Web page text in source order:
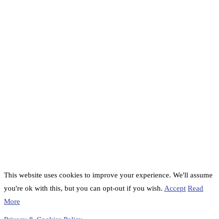
This website uses cookies to improve your experience. We'll assume
you're ok with this, but you can opt-out if you wish. Accept Read
More